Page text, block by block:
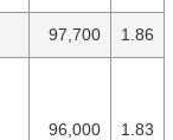
97,700 1.86
96,000 1.83